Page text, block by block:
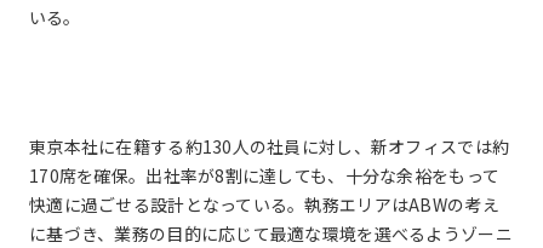
いる。
東京本社に在籍する約130人の社員に対し、新オフィスでは約
170席を確保。出社率が8割に達しても、十分な余裕をもって
快適に過ごせる設計となっている。執務エリアはABWの考え
に基づき、業務の目的に応じて最適な環境を選べるようゾーニ